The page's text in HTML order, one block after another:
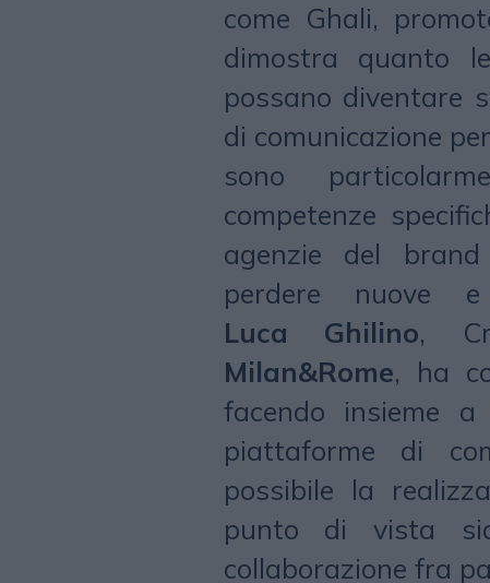
come Ghali,
dimostra quanto
possano diventare
di comunicazione
sono
competenze
agenzie del
perdere nuove
Luca Ghilino,
Milan&Rome, ha
facendo insieme
piattaforme di
possibile la
punto di vista
collaborazione fra